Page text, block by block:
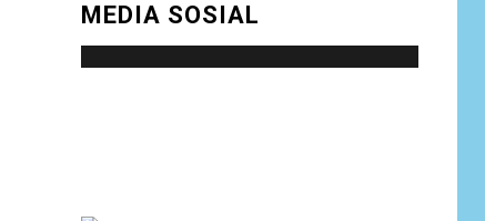
MEDIA SOSIAL